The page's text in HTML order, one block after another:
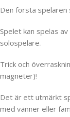
Den första spelaren
Spelet kan spelas
solospelare.
Trick och
magneter)!
Det är ett utmärkt
med vänner eller